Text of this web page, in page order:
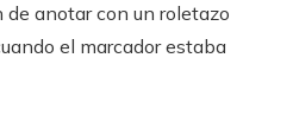
de anotar con un roletazo
el marcador estaba